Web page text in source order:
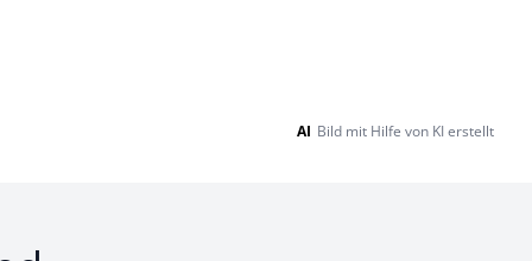
AI Bild mit Hilfe von KI erstellt